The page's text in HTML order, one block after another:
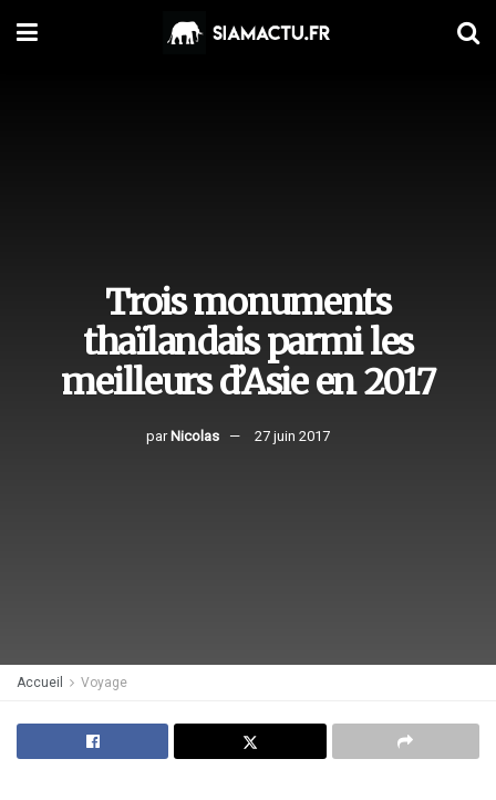
Trois monuments
thaïlandais parmi les
meilleurs d’Asie en 2017
par Nicolas 27 juin 2017
Accueil Voyage